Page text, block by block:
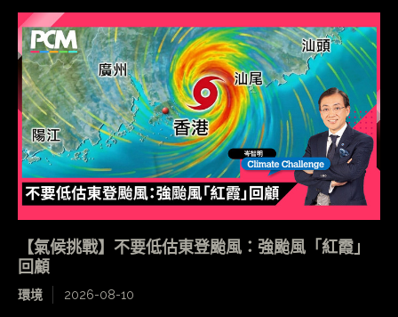
【氣候挑戰】不要低估東登颱風：強颱風「紅霞」
回顧
環境 2026-08-10